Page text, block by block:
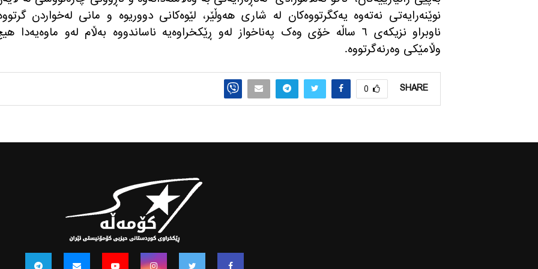
نوێنه‌رایه‌تی نەتەوە یەکگرتووەکان له‌ شاری هه‌وڵێر، لێوه‌كانی دووریوه‌ و مانی له‌خواردن
ناوبراو نزیکەى ٦ ساڵە خۆى وەک پەناخواز له‌و ڕێكخراوه‌یه‌ ناساندووه‌ به‌ڵام له‌و ماوه‌یه‌دا
وڵامێكی وه‌رنه‌گرتووه‌.
SHARE
0